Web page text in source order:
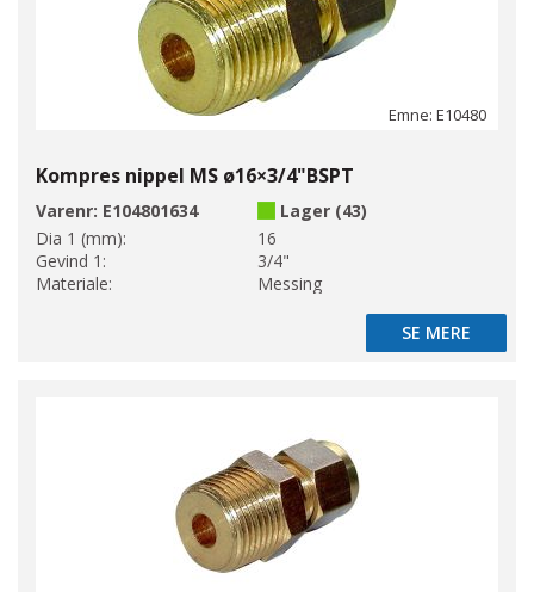
Emne: E10480
Kompres nippel MS ø16×3/4"BSPT
Varenr: E104801634
Lager (43)
Dia 1 (mm):
16
Gevind 1:
3/4"
Materiale:
Messing
SE MERE
SE MERE